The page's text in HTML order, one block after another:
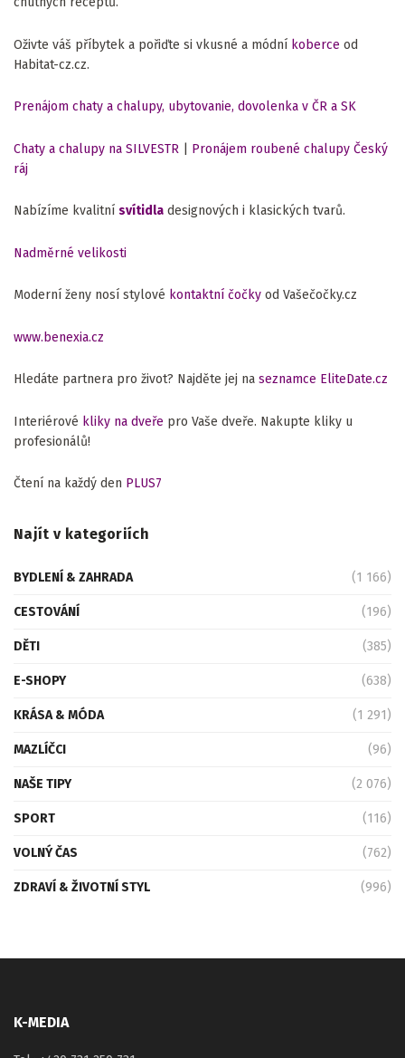
Oživte váš příbytek a pořiďte si vkusné a módní koberce od
Habitat-cz.cz.
Prenájom chaty a chalupy, ubytovanie, dovolenka v ČR a SK
Chaty a chalupy na SILVESTR
Pronájem roubené chalupy Český
ráj
Nabízíme kvalitní svítidla designových i klasických tvarů.
Nadměrné velikosti
Moderní ženy nosí stylové kontaktní čočky od Vašečočky.cz
www.benexia.cz
Hledáte partnera pro život? Najděte jej na seznamce EliteDate.cz
Interiérové kliky na dveře pro Vaše dveře. Nakupte kliky u
profesionálů!
Čtení na každý den PLUS7
Najít v kategoriích
BYDLENÍ & ZAHRADA (1 166)
CESTOVÁNÍ (196)
DĚTI (385)
E-SHOPY (638)
KRÁSA & MÓDA (1 291)
MAZLÍČCI (96)
NAŠE TIPY (2 076)
SPORT (116)
VOLNÝ ČAS (762)
ZDRAVÍ & ŽIVOTNÍ STYL (996)
K-MEDIA